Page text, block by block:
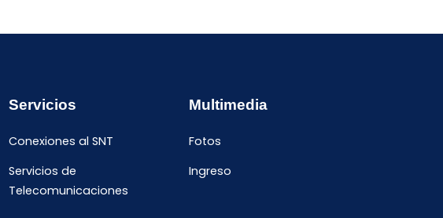
Servicios
Conexiones al SNT
Servicios de
Telecomunicaciones
Multimedia
Fotos
Ingreso